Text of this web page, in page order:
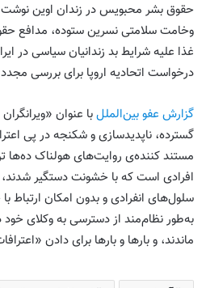
حقوق بشر محبویس در زندان اوین
وخامت سلامتی نسرین ستوده، مدافع
غذا علیه شرایط بد زندانیان سیاسی در
درخواست اتحادیه اروپا برای بررسی
گزارش عفو بین‌المللبا عنوان
مستند کننده‌ی روایت‌های هولناک ده‌ها
افرادی است که با خشونت دستگیر شدند،
سلول‌های انفرادی و بدون امکان ارتباط
به‌طور نظام‌مند از دسترسی به وکلای
ماندند، و بار‌ها و بار‌ها برای دادن